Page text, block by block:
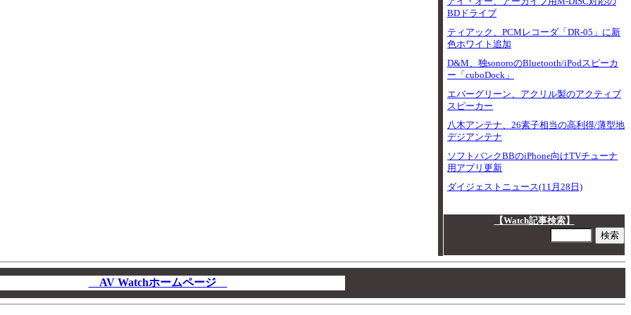
BDドライブ
ティアック、PCMレコーダ「DR-05」に新
色ホワイト追加
D&M、独sonoroのBluetooth/iPodスピーカ
ー「cuboDock」
エバーグリーン、アクリル製のアクティブ
スピーカー
八木アンテナ、26素子相当の高利得/薄型地
デジアンテナ
ソフトバンクBBのiPhone向けTVチューナ
用アプリ更新
ダイジェストニュース(11月28日)
【Watch記事検索】
AV Watchホームページ